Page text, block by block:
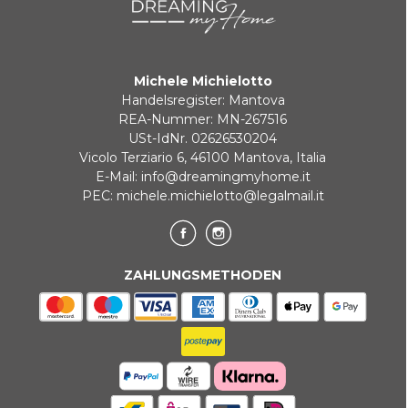
Michele Michielotto
Handelsregister: Mantova
REA-Nummer: MN-267516
USt-IdNr. 02626530204
Vicolo Terziario 6, 46100 Mantova, Italia
E-Mail: info@dreamingmyhome.it
PEC: michele.michielotto@legalmail.it
ZAHLUNGSMETHODEN